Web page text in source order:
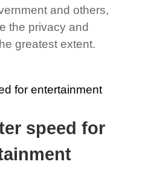
and others,
the privacy and
greatest extent.
speed for